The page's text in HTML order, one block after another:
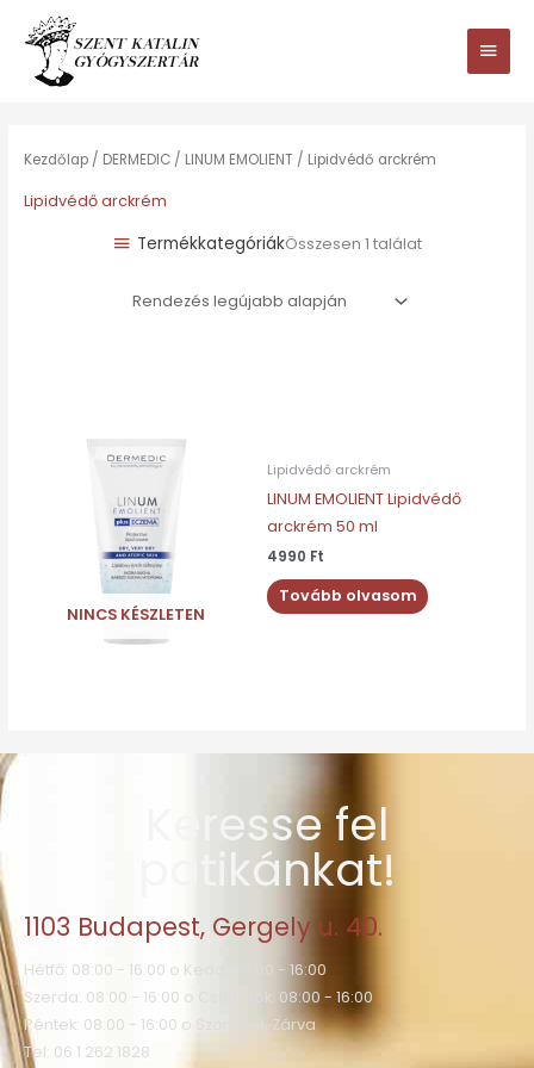
tartalomhoz
Main
Menu
Kezdőlap/ DERMEDIC/ LINUM EMOLIENT/ Lipidvédő arckrém
Lipidvédő arckrém
TermékkategóriákÖsszesen 1 találat
NINCS KÉSZLETEN
Lipidvédő arckrém
LINUM EMOLIENT Lipidvédő
arckrém 50 ml
4990 Ft
Tovább olvasom
Keresse fel
patikánkat!
1103 Budapest, Gergely u. 40.
Hétfő: 08:00 - 16:00 o Kedd: 08:00 - 16:00
Szerda: 08:00 - 16:00 o Csütörtök: 08:00 - 16:00
Péntek: 08:00 - 16:00 o Szombat: Zárva
Tel: 06 1 262 1828